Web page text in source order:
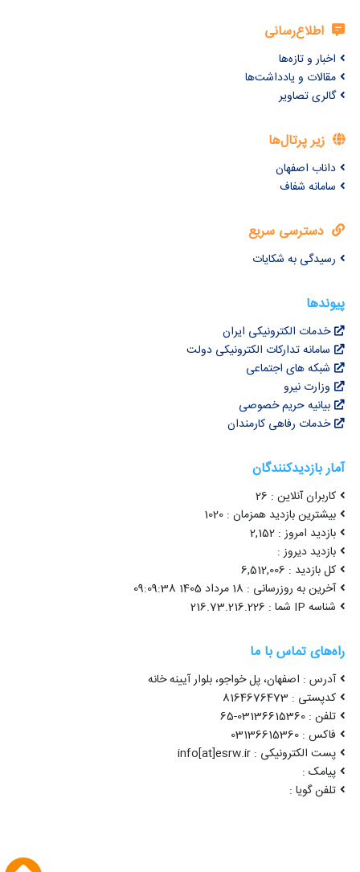
اطلاع‌رسانی
اخبار و تازه‌ها
مقالات و یادداشت‌ها
گالری تصاویر
زیر پرتال‌ها
داناب اصفهان
سامانه شفاف
دسترسی سریع
رسیدگی به شکایات
پیوندها
خدمات الکترونیکی ایران
سامانه تدارکات الکترونیکی دولت
شبکه های اجتماعی
وزارت نیرو
بیانیه حریم خصوصی
خدمات رفاهی کارمندان
آمار بازدیدکنندگان
کاربران آنلاین : 26
بیشترین بازدید همزمان : 1020
بازدید امروز : 2,152
بازدید دیروز :
کل بازدید : 6,512,006
آخرین به روزرسانی : 18 مرداد 1405 09:09:38
شناسه IP شما : 216.73.216.226
راه‌های تماس با ما
آدرس : اصفهان، پل خواجو، بلوار آیینه خانه
کدپستی : 8164676473
تلفن : 03136615360-65
فاکس : 03136615360
پست الکترونیکی : info[at]esrw.ir
پیامک :
تلفن گویا :